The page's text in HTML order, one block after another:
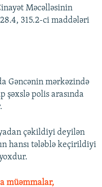
Məcəlləsinin
315.2-ci maddələri
Gəncənin mərkəzində
şəxslə polis arasında
çəkildiyi deyilən
hansı tələblə keçirildiyi
müəmmalar,